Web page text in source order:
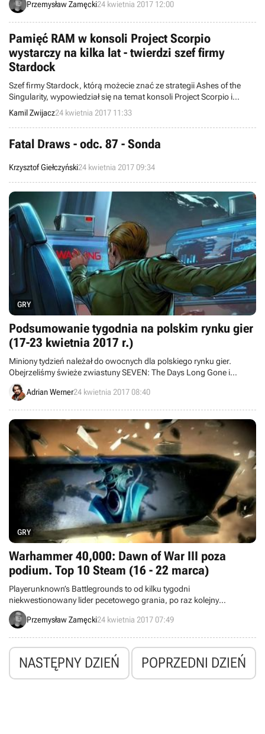
Zjednoczonego Królestwa.
Przemysław Zamęcki24 kwietnia 2017 12:00
Pamięć RAM w konsoli Project Scorpio
wystarczy na kilka lat - twierdzi szef firmy
Stardock
Szef firmy Stardock, którą możecie znać ze strategii Ashes of the
Singularity, wypowiedział się na temat konsoli Project Scorpio i
niskopoziomowych API: DirectX 12 i Vulkan. Według Brada Wardella
12 GB RAM-u w nowym urządzeniu Microsoftu wystarczy na kilka
lat.
Kamil Zwijacz24 kwietnia 2017 11:33
Fatal Draws - odc. 87 - Sonda
Krzysztof Giełczyński24 kwietnia 2017 09:34
GRY
Podsumowanie tygodnia na polskim rynku gier
(17-23 kwietnia 2017 r.)
Miniony tydzień należał do owocnych dla polskiego rynku gier.
Obejrzeliśmy świeże zwiastuny SEVEN: The Days Long Gone i
Detached, studio Wastelands Interactive ujawniło Cooking Simulator,
a Crazy Rocks Studios zapowiedziało zakręconą strzelankę Ski
Oprócz tego opóźniono premierę Inner Chains, a Cenega została
polskim wydawcą Get Even.
Adrian Werner24 kwietnia 2017 08:40
GRY
Warhammer 40,000: Dawn of War III poza
podium. Top 10 Steam (16 - 22 marca)
Playerunknown’s Battlegrounds to od kilku tygodni
niekwestionowany lider pecetowego grania, po raz kolejny
potwierdzający swoją dominację w niniejszym zestawieniu.
Zapraszamy do zapoznania się z beststellerami platformy cyfrowej
Przemysław Zamęcki24 kwietnia 2017 07:49
NASTĘPNY DZIEŃ POPRZEDNI DZIEŃ